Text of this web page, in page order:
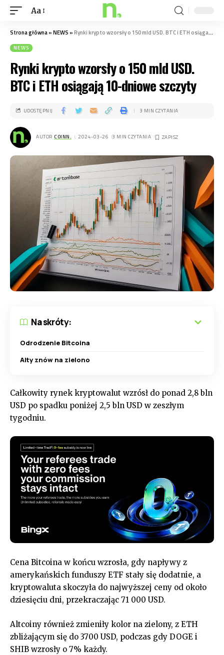
Aa
Strona główna»NEWS »Rynki krypto wzorsły o 150 mld USD. BTC i ETH osiągają 10-dniowe szczyty
NEWS
Rynki krypto wzorsły o 150 mld USD.
BTC i ETH osiągają 10-dniowe szczyty
AUTOR COINN. . 2024-03-26 3 MIN CZYTANIA
UDOSTĘPNIJ 3 MIN CZYTANIA
Na skróty:
Odrodzenie Bitcoina
Alty znów na zielono
Całkowity rynek kryptowalut wzrósł do ponad 2,8 bln
USD po spadku poniżej 2,5 bln USD w zeszłym
tygodniu.
Cena Bitcoina w końcu wzrosła, gdy napływy z
amerykańskich funduszy ETF stały się dodatnie, a
kryptowaluta skoczyła do najwyższej ceny od około
dziesięciu dni, przekraczając 71 000 USD.
Altcoiny również zmieniły kolor na zielony, z ETH
zbliżającym się do 3700 USD, podczas gdy DOGE i
SHIB wzrosły o 7% każdy.